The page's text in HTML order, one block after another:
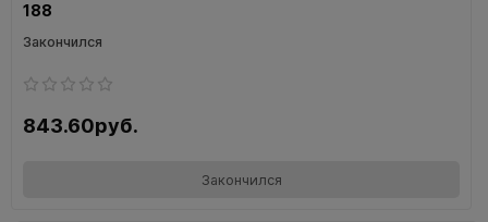
188
Закончился
843.60руб.
Закончился